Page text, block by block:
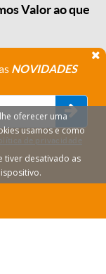
Valor ao que
NOVIDADES
de privacidade
oferecer uma
usamos e como
tiver desativado as